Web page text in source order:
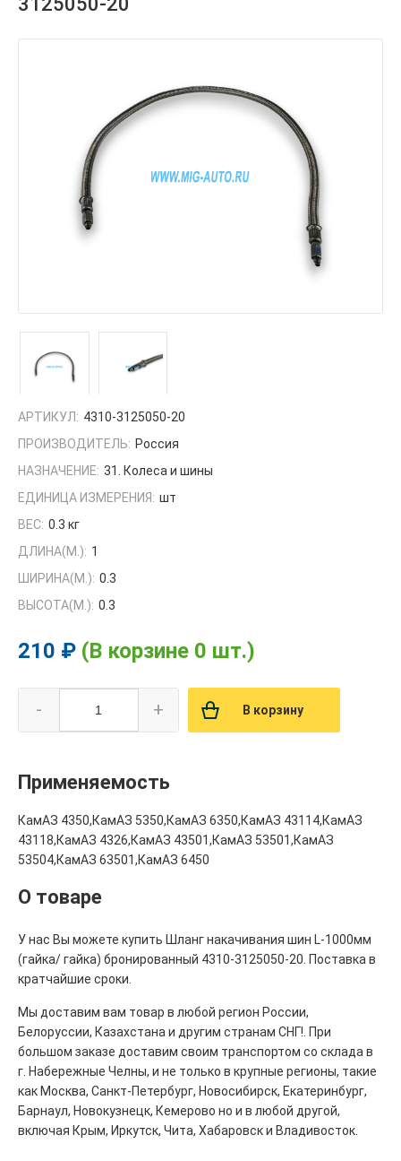
АРТИКУЛ: 4310-3125050-20
ПРОИЗВОДИТЕЛЬ: Россия
НАЗНАЧЕНИЕ: 31. Колеса и шины
ЕДИНИЦА ИЗМЕРЕНИЯ: шт
ВЕС: 0.3 кг
ДЛИНА(М.): 1
ШИРИНА(М.): 0.3
ВЫСОТА(М.): 0.3
210 ₽ (В корзине 0 шт.)
- + В корзину
Применяемость
КамАЗ 4350,КамАЗ 5350,КамАЗ 6350,КамАЗ 43114,КамАЗ
43118,КамАЗ 4326,КамАЗ 43501,КамАЗ 53501,КамАЗ
53504,КамАЗ 63501,КамАЗ 6450
О товаре
У нас Вы можете купить Шланг накачивания шин L-1000мм
(гайка/ гайка) бронированный 4310-3125050-20. Поставка в
кратчайшие сроки.
Мы доставим вам товар в любой регион России,
Белоруссии, Казахстана и другим странам СНГ!. При
большом заказе доставим своим транспортом со склада в
г. Набережные Челны, и не только в крупные регионы, такие
как Москва, Санкт-Петербург, Новосибирск, Екатеринбург,
Барнаул, Новокузнецк, Кемерово но и в любой другой,
включая Крым, Иркутск, Чита, Хабаровск и Владивосток.